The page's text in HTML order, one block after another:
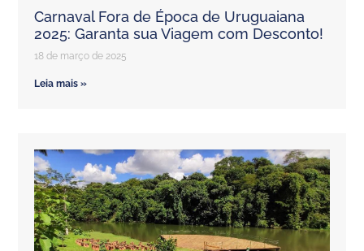
Carnaval Fora de Época de Uruguaiana
2025: Garanta sua Viagem com Desconto!
18 de março de 2025
Leia mais »